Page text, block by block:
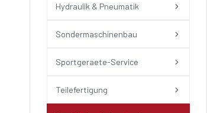
Hydraulik & Pneumatik
Sondermaschinenbau
Sportgeraete-Service
Teilefertigung